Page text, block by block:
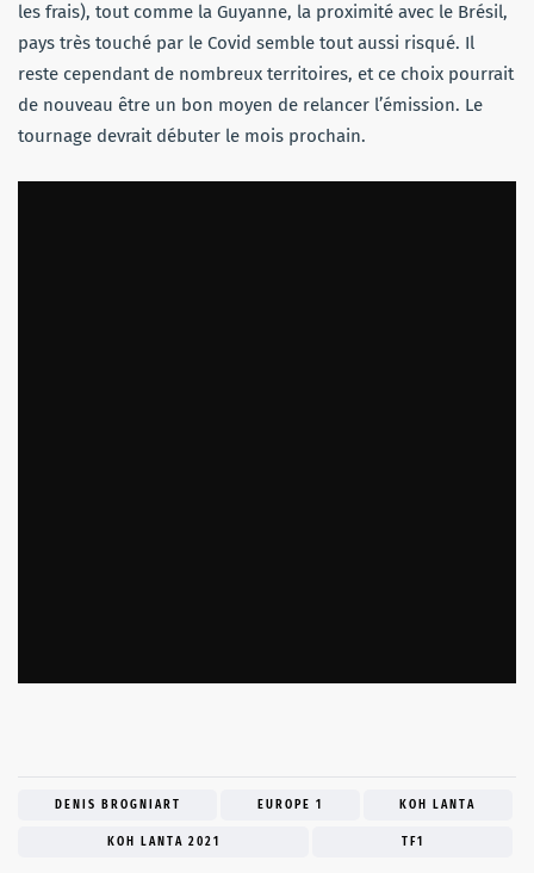
les frais), tout comme la Guyanne, la proximité avec le Brésil,
pays très touché par le Covid semble tout aussi risqué. Il
reste cependant de nombreux territoires, et ce choix pourrait
de nouveau être un bon moyen de relancer l’émission. Le
tournage devrait débuter le mois prochain.
DENIS BROGNIART EUROPE 1 KOH LANTA
KOH LANTA 2021 TF1